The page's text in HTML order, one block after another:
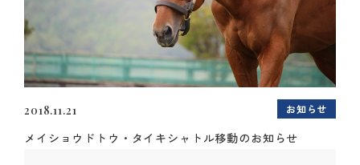
2018.11.21 お知らせ
メイショウドトウ・タイキシャトル移動のお知らせ